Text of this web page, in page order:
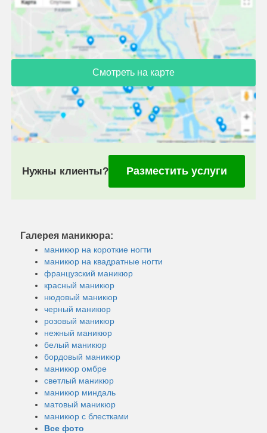
Смотреть на карте
Нужны клиенты? Разместить услуги
Галерея маникюра:
маникюр на короткие ногти
маникюр на квадратные ногти
французский маникюр
красный маникюр
нюдовый маникюр
черный маникюр
розовый маникюр
нежный маникюр
белый маникюр
бордовый маникюр
маникюр омбре
светлый маникюр
маникюр миндаль
матовый маникюр
маникюр с блестками
Все фото